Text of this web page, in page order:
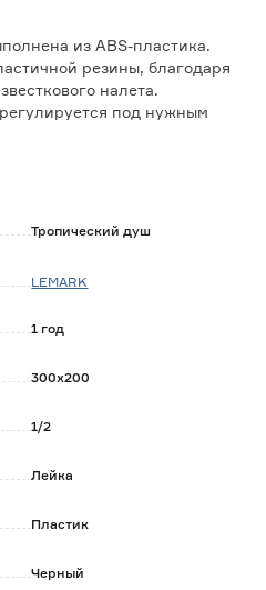
из ABS-пластика.
резины, благодаря
налета.
под нужным
Тропический душ
LEMARK
1 год
300х200
1/2
Лейка
Пластик
Черный